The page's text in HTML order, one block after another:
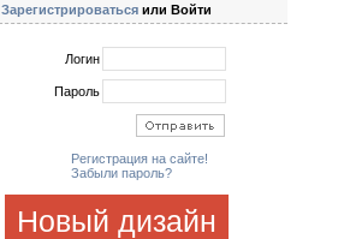
Зарегистрироваться или Войти
Логин
Пароль
Регистрация на сайте!
Забыли пароль?
Новый дизайн